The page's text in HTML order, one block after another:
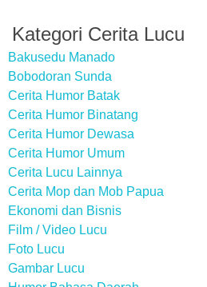
Kategori Cerita Lucu
Bakusedu Manado
Bobodoran Sunda
Cerita Humor Batak
Cerita Humor Binatang
Cerita Humor Dewasa
Cerita Humor Umum
Cerita Lucu Lainnya
Cerita Mop dan Mob Papua
Ekonomi dan Bisnis
Film / Video Lucu
Foto Lucu
Gambar Lucu